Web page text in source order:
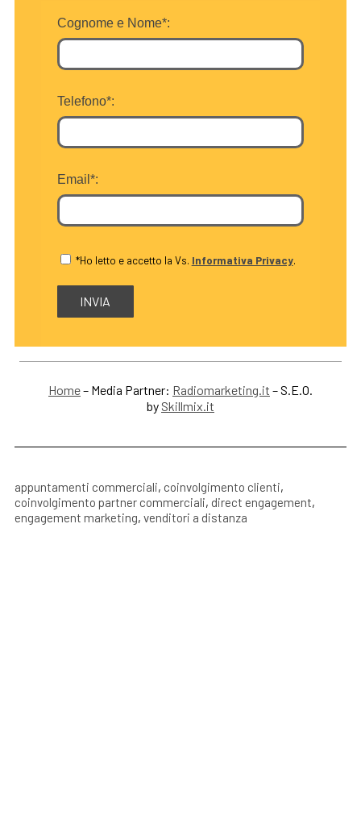
Cognome e Nome*:
Telefono*:
Email*:
*Ho letto e accetto la Vs. Informativa Privacy.
Home– Media Partner: Radiomarketing.it – S.E.O.
by Skillmix.it
appuntamenti commerciali, coinvolgimento clienti,
coinvolgimento partner commerciali, direct engagement,
engagement marketing, venditori a distanza